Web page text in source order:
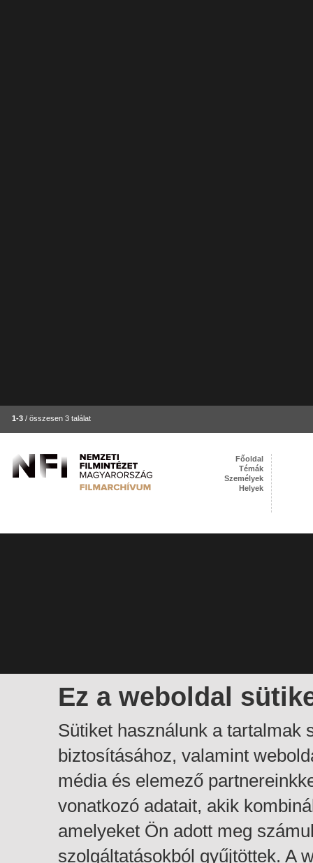
1-3 / összesen 3 találat
Ez a weboldal
Sütiket használunk a tartalmak
biztosításához, valamint
média és elemező
vonatkozó adatait, akik
amelyeket Ön adott meg
szolgáltatásokból gyűjtöttek. A
Főoldal
Témák
Személyek
Helyek